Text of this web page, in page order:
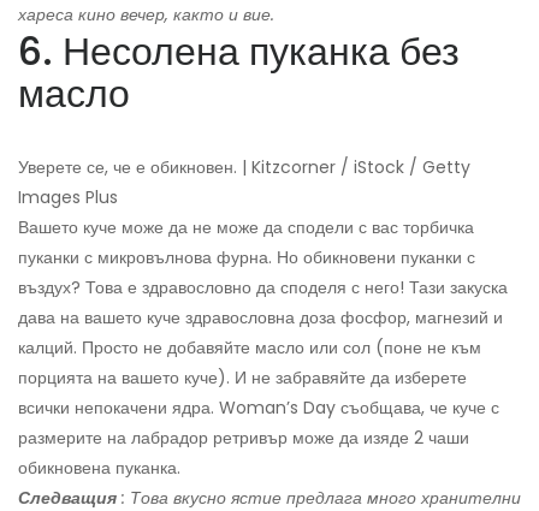
хареса кино вечер, както и вие.
6. Несолена пуканка без
масло
Уверете се, че е обикновен. | Kitzcorner / iStock / Getty
Images Plus
Вашето куче може да не може да сподели с вас торбичка
пуканки с микровълнова фурна. Но обикновени пуканки с
въздух? Това е здравословно да споделя с него! Тази закуска
дава на вашето куче здравословна доза фосфор, магнезий и
калций. Просто не добавяйте масло или сол (поне не към
порцията на вашето куче). И не забравяйте да изберете
всички непокачени ядра. Woman’s Day съобщава, че куче с
размерите на лабрадор ретривър може да изяде 2 чаши
обикновена пуканка.
Следващия : Това вкусно ястие предлага много хранителни